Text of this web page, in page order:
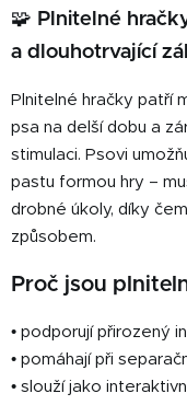
🧩 Plnitelné
a dlouhotrvající
Plnitelné hračky patří
psa na delší dobu a
stimulaci. Psovi
pastu formou hry –
drobné úkoly, díky
způsobem.
Proč jsou
• podporují přirozený
• pomáhají při
• slouží jako